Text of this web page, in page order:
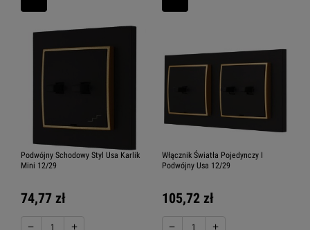
Podwójny Schodowy Styl Usa Karlik
Mini 12/29
74,77 zł
− +
Włącznik Światła Pojedynczy I
Podwójny Usa 12/29
105,72 zł
− +